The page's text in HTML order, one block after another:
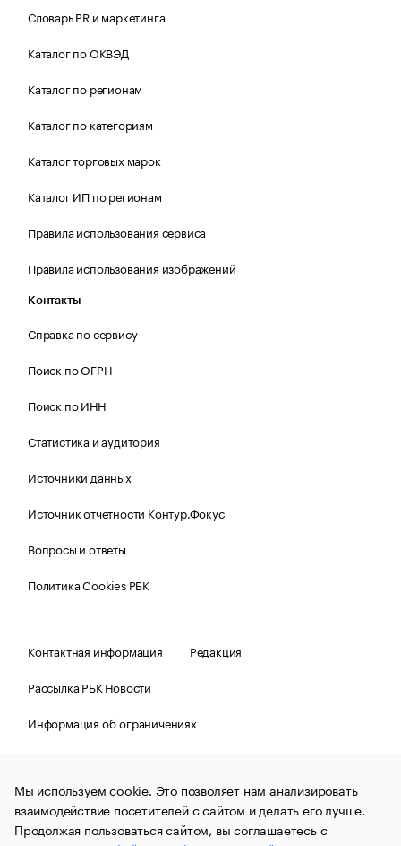
Словарь PR и маркетинга
Каталог по ОКВЭД
Каталог по регионам
Каталог по категориям
Каталог торговых марок
Каталог ИП по регионам
Правила использования сервиса
Правила использования изображений
Контакты
Справка по сервису
Поиск по ОГРН
Поиск по ИНН
Статистика и аудитория
Источники данных
Источник отчетности Контур.Фокус
Вопросы и ответы
Политика Cookies РБК
Контактная информация
Редакция
Рассылка РБК Новости
Информация об ограничениях
Правовая информация
О соблюдении авторских прав
© АО «РОСБИЗНЕСКОНСАЛТИНГ»,1995–2026.Сообщения
и материалы информационного агентства «РБК»
(зарегистрировано Федеральной службой по надзору в сфере
связи, информационных технологий и массовых
Мы используем cookie. Это позволяет нам анализировать
взаимодействие посетителей с сайтом и делать его лучше.
Продолжая пользоваться сайтом, вы соглашаетесь с